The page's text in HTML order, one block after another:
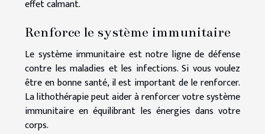
effet calmant.
Renforce le système immunitaire
Le système immunitaire est notre ligne de défense
contre les maladies et les infections. Si vous voulez
être en bonne santé, il est important de le renforcer.
La lithothérapie peut aider à renforcer votre système
immunitaire en équilibrant les énergies dans votre
corps.